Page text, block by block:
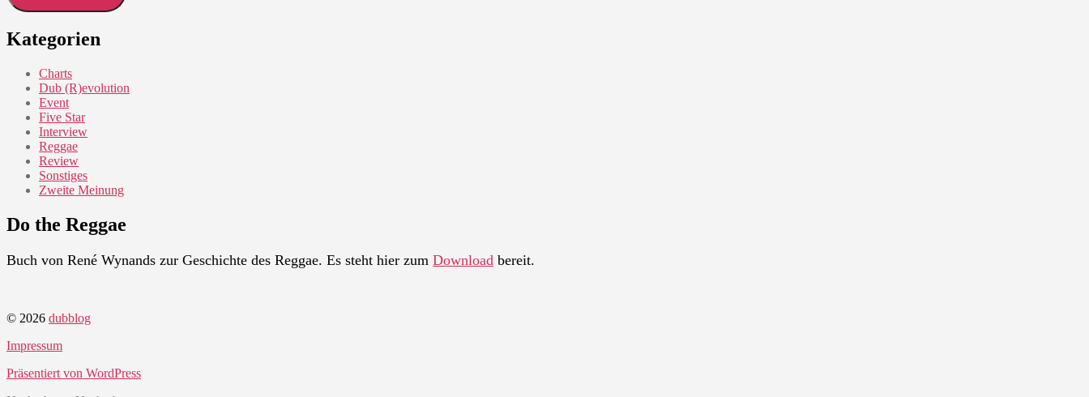
Kategorien
Charts
Dub (R)evolution
Event
Five Star
Interview
Reggae
Review
Sonstiges
Zweite Meinung
Do the Reggae
Buch von René Wynands zur Geschichte des Reggae. Es steht hier zum Download bereit.
© 2026 dubblog
Impressum
Präsentiert von WordPress